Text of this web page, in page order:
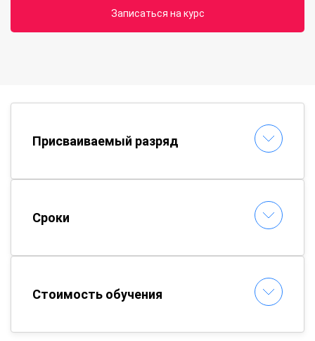
Записаться на курс
Присваиваемый разряд
Сроки
Стоимость обучения